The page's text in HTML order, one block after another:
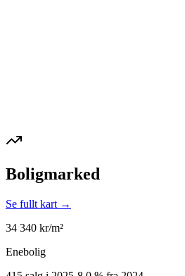
Boligmarked
Se fullt kart →
34 340 kr/m²
Enebolig